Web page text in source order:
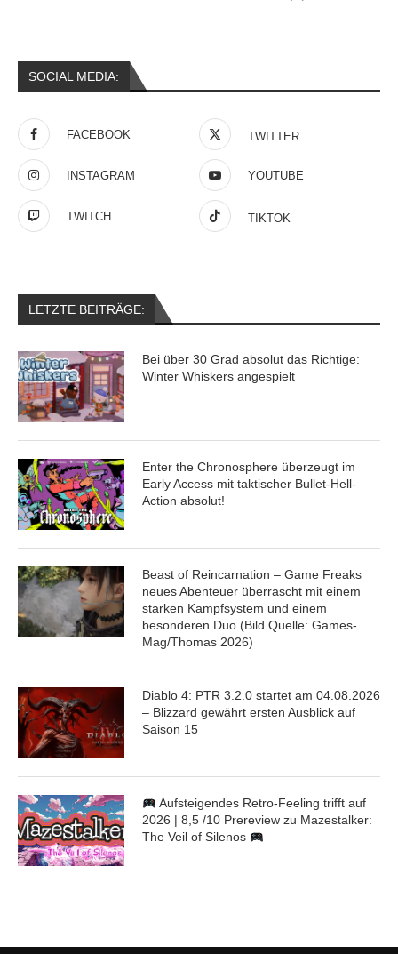
SOCIAL MEDIA:
FACEBOOK TWITTER
INSTAGRAM YOUTUBE
TWITCH TIKTOK
LETZTE BEITRÄGE:
Bei über 30 Grad absolut das Richtige:
Winter Whiskers angespielt
Enter the Chronosphere überzeugt im
Early Access mit taktischer Bullet-Hell-
Action absolut!
Beast of Reincarnation – Game Freaks
neues Abenteuer überrascht mit einem
starken Kampfsystem und einem
besonderen Duo (Bild Quelle: Games-
Mag/Thomas 2026)
Diablo 4: PTR 3.2.0 startet am 04.08.2026
– Blizzard gewährt ersten Ausblick auf
Saison 15
Aufsteigendes Retro-Feeling trifft auf
2026 | 8,5 /10 Prereview zu Mazestalker:
The Veil of Silenos